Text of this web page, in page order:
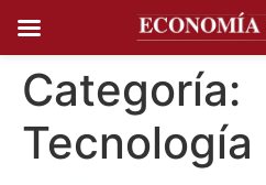
Ir al
contenido
Categoría:
Tecnología